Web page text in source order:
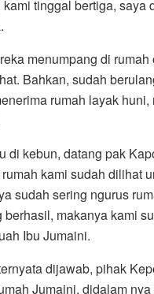
tinggal bertiga, saya
menumpang di
Bahkan, sudah
rumah layak
di kebun, datang pak
kami sudah dilihat
sudah sering ngurus
berhasil, makanya kami
Ibu Jumaini.
dijawab, pihak
Jumaini, didalam